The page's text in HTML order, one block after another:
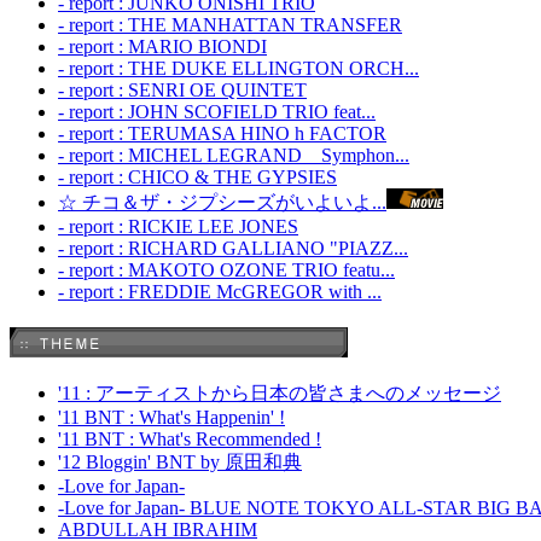
- report : THE MANHATTAN TRANSFER
- report : MARIO BIONDI
- report : THE DUKE ELLINGTON ORCH...
- report : SENRI OE QUINTET
- report : JOHN SCOFIELD TRIO feat...
- report : TERUMASA HINO h FACTOR
- report : MICHEL LEGRAND Symphon...
- report : CHICO & THE GYPSIES
☆ チコ＆ザ・ジプシーズがいよいよ...
- report : RICKIE LEE JONES
- report : RICHARD GALLIANO "PIAZZ...
- report : MAKOTO OZONE TRIO featu...
- report : FREDDIE McGREGOR with ...
'11 : アーティストから日本の皆さまへのメッセージ
'11 BNT : What's Happenin' !
'11 BNT : What's Recommended !
'12 Bloggin' BNT by 原田和典
-Love for Japan-
-Love for Japan- BLUE NOTE TOKYO ALL-STAR BIG
ABDULLAH IBRAHIM